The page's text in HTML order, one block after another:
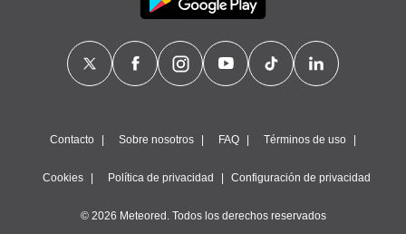
Contacto Sobre nosotros FAQ Términos de uso
Cookies Política de privacidad Configuración de privacidad
© 2026 Meteored. Todos los derechos reservados